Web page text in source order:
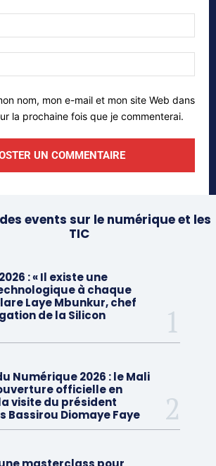
:*
web:
nom, mon e-mail et mon site Web dans
la prochaine fois que je commenterai.
events sur le numérique et les
TIC
2026 : « Il existe une
à chaque
Laye Mbunkur, chef
de la Silicon
Numérique 2026 : le Mali
officielle en
visite du président
Bassirou Diomaye Faye